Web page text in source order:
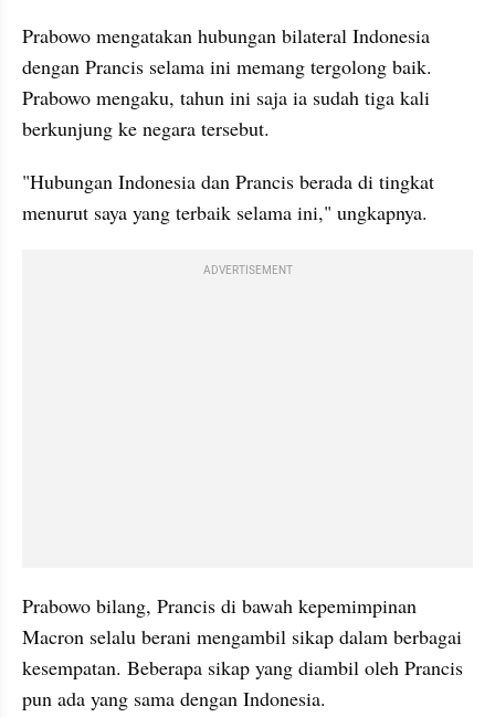
Prabowo mengatakan hubungan bilateral Indonesia
dengan Prancis selama ini memang tergolong baik.
Prabowo mengaku, tahun ini saja ia sudah tiga kali
berkunjung ke negara tersebut.
"Hubungan Indonesia dan Prancis berada di tingkat
menurut saya yang terbaik selama ini," ungkapnya.
ADVERTISEMENT
Prabowo bilang, Prancis di bawah kepemimpinan
Macron selalu berani mengambil sikap dalam berbagai
kesempatan. Beberapa sikap yang diambil oleh Prancis
pun ada yang sama dengan Indonesia.